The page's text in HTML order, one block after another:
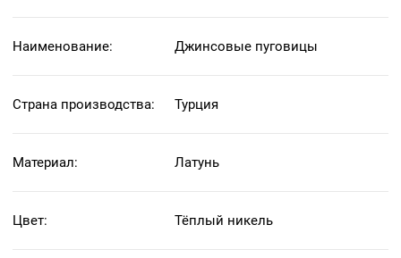
Наименование: Джинсовые пуговицы
Страна производства: Турция
Материал: Латунь
Цвет: Тёплый никель